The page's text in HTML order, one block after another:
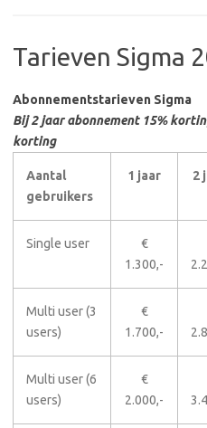
Tarieven Sigma
Abonnementstarieven Sigma
Bij 2 jaar abonnement 15%
korting
Aantal
gebruikers
1 jaar 2
Single user
€
1.300,-
Multi user (3
users)
€
1.700,-
Multi user (6
users)
€
2.000,-